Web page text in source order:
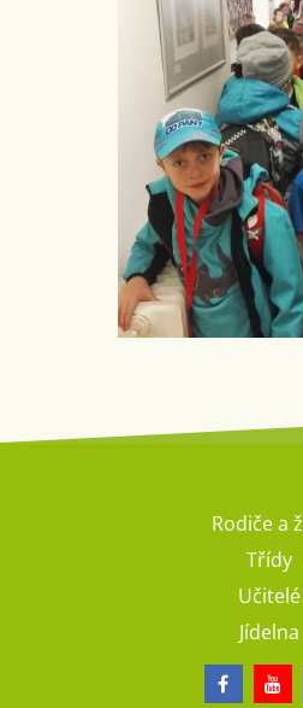
Rodiče a
Třídy
Učitelé
Jídelna